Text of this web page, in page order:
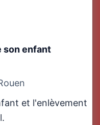
son enfant
et l'enlèvement